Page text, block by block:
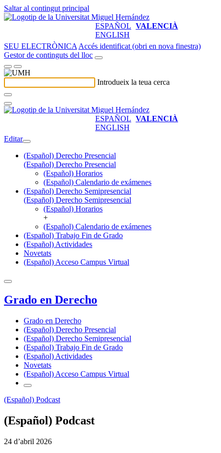
Saltar al contingut principal
ESPAÑOL VALENCIÀ
ENGLISH
SEU ELECTRÒNICA Accés identificat (obri en nova finestra)
Gestor de continguts del lloc
Introdueix la teua cerca
ESPAÑOL VALENCIÀ
ENGLISH
Editar
(Español) Derecho Presencial
(Español) Derecho Presencial
(Español) Horarios
(Español) Calendario de exámenes
(Español) Derecho Semipresencial
(Español) Derecho Semipresencial
(Español) Horarios
+
(Español) Calendario de exámenes
(Español) Trabajo Fin de Grado
(Español) Actividades
Novetats
(Español) Acceso Campus Virtual
Grado en Derecho
Grado en Derecho
(Español) Derecho Presencial
(Español) Derecho Semipresencial
(Español) Trabajo Fin de Grado
(Español) Actividades
Novetats
(Español) Acceso Campus Virtual
(Español) Podcast
(Español) Podcast
24 d’abril 2026